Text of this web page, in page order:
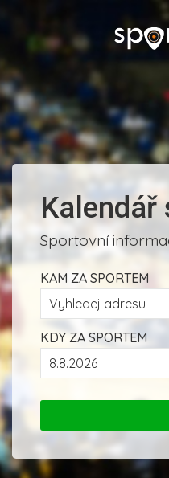
Kalendář
Sportovní
KAM ZA SPORTEM
KDY ZA SPORTEM